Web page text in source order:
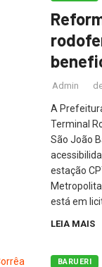
Admin
A
Terminal
São João
estação
está em
LEIA MAIS
BARUERI